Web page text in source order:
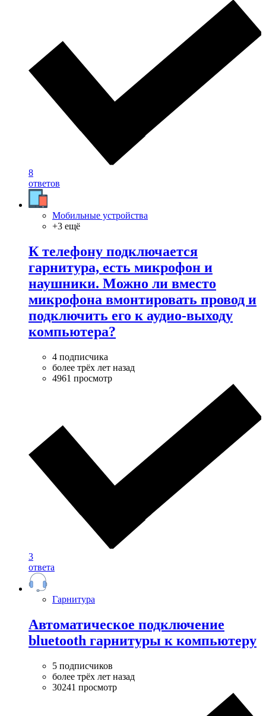
8
ответов
Мобильные устройства
+3 ещё
К телефону подключается
гарнитура, есть микрофон и
наушники. Можно ли вместо
микрофона вмонтировать провод и
подключить его к аудио-выходу
компьютера?
4 подписчика
более трёх лет назад
4961 просмотр
3
ответа
Гарнитура
Автоматическое подключение
bluetooth гарнитуры к компьютеру
5 подписчиков
более трёх лет назад
30241 просмотр